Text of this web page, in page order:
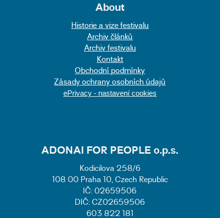
About
Historie a vize festivalu
Archiv článků
Archiv festivalu
Kontakt
Obchodní podmínky
Zásady ochrany osobních údajů
ePrivacy - nastavení cookies
ADONAI FOR PEOPLE o.p.s.
Kodicilova 258/6
108 00 Praha 10, Czech Republic
IČ: 02659506
DIČ: CZ02659506
603 822 181